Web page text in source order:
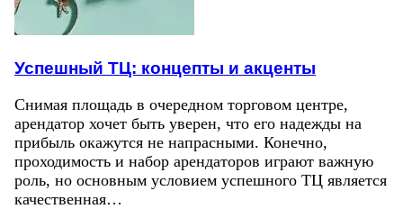
Успешный ТЦ: концепты и акценты
Снимая площадь в очередном торговом центре,
арендатор хочет быть уверен, что его надежды на
прибыль окажутся не напрасными. Конечно,
проходимость и набор арендаторов играют важную
роль, но основным условием успешного ТЦ является
качественная…